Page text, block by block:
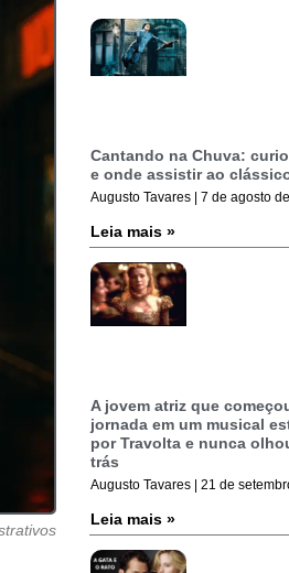
Cantando na Chuva:
e onde assistir ao
Augusto Tavares 7 de agosto
Leia mais »
A jovem atriz que
jornada em um musical
por Travolta e nunca
trás
Augusto Tavares 21 de
Leia mais »